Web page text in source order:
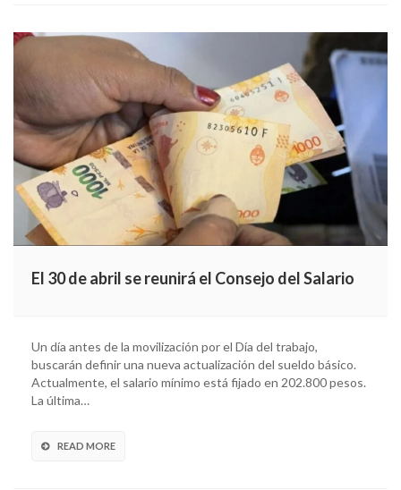
El 30 de abril se reunirá el Consejo del Salario
Un día antes de la movilización por el Día del trabajo,
buscarán definir una nueva actualización del sueldo básico.
Actualmente, el salario mínimo está fijado en 202.800 pesos.
La última…
READ MORE